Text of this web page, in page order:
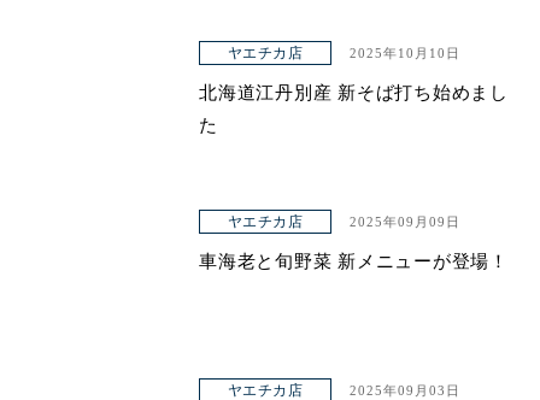
ヤエチカ店 2025年10月10日
北海道江丹別産 新そば打ち始めまし
た
ヤエチカ店 2025年09月09日
車海老と旬野菜 新メニューが登場！
ヤエチカ店 2025年09月03日